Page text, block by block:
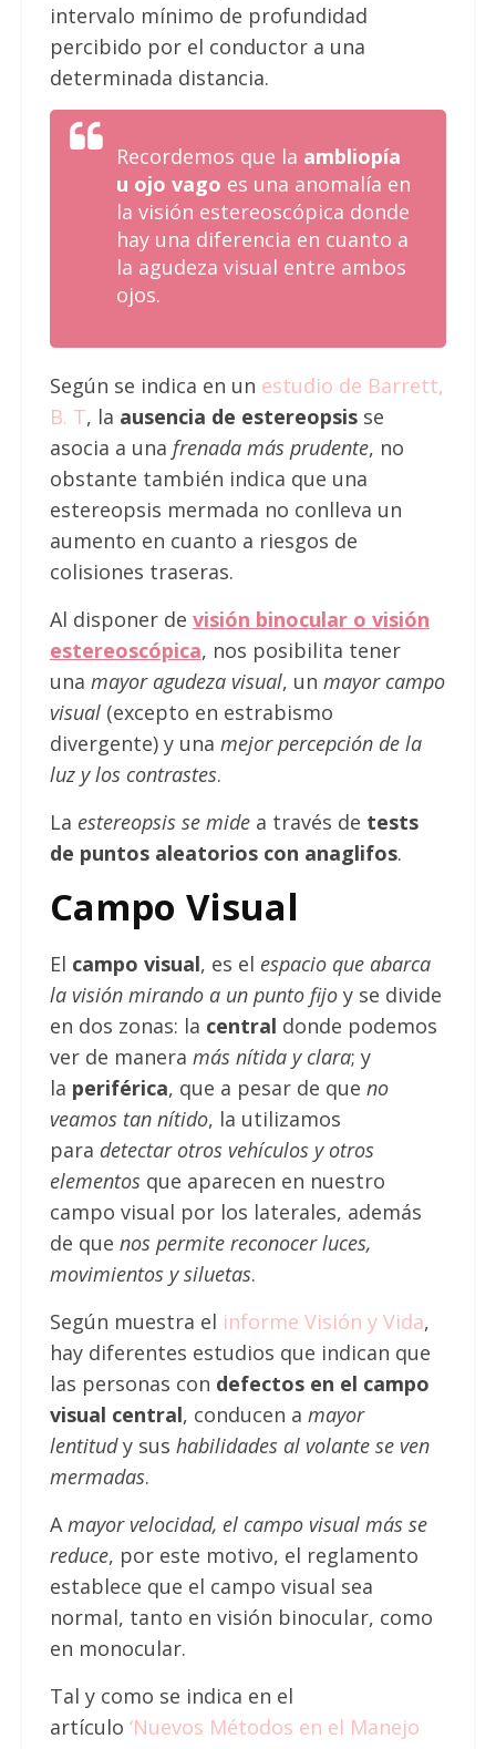
intervalo mínimo de profundidad
percibido por el conductor a una
determinada distancia.
Recordemos que la ambliopía
u ojo vago es una anomalía en
la visión estereoscópica donde
hay una diferencia en cuanto a
la agudeza visual entre ambos
ojos.
Según se indica en un estudio de Barrett,
B. T, la ausencia de estereopsisse
asocia a una frenada más prudente, no
obstante también indica que una
estereopsis mermada no conlleva un
aumento en cuanto a riesgos de
colisiones traseras.
Al disponer de visión binocular o visión
estereoscópica, nos posibilita tener
una mayor agudeza visual, un mayor campo
visual(excepto en estrabismo
divergente) y una mejor percepción de la
luz y los contrastes.
La estereopsis se midea través de tests
de puntos aleatorios con anaglifos.
Campo Visual
El campo visual, es el espacio que abarca
la visión mirando a un punto fijoy se divide
en dos zonas: la central donde podemos
ver de manera más nítida y clara; y
la periférica, que a pesar de que no
veamos tan nítido, la utilizamos
para detectar otros vehículos y otros
elementosque aparecen en nuestro
campo visual por los laterales, además
de que nos permite reconocer luces,
movimientos y siluetas.
Según muestra el informe Visión y Vida,
hay diferentes estudios que indican que
las personas con defectos en el campo
visual central, conducen a mayor
lentitudy sus habilidades al volante se ven
mermadas.
Amayor velocidad, el campo visual más se
reduce, por este motivo, el reglamento
establece que el campo visual sea
normal, tanto en visión binocular, como
en monocular.
Tal y como se indica en el
artículo ‘Nuevos Métodos en el Manejo